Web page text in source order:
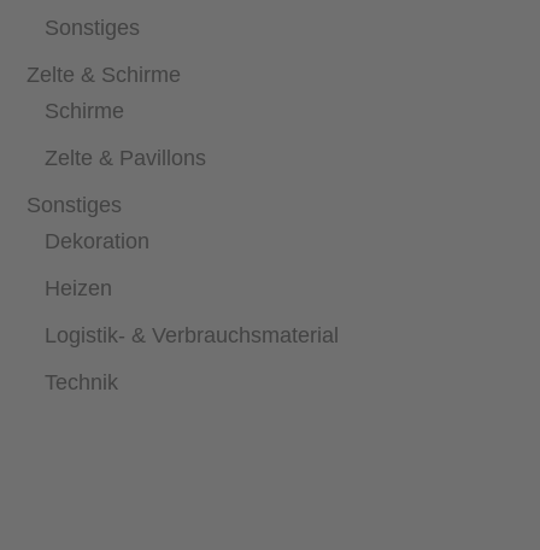
Sonstiges
Zelte & Schirme
Schirme
Zelte & Pavillons
Sonstiges
Dekoration
Heizen
Logistik- & Verbrauchsmaterial
Technik